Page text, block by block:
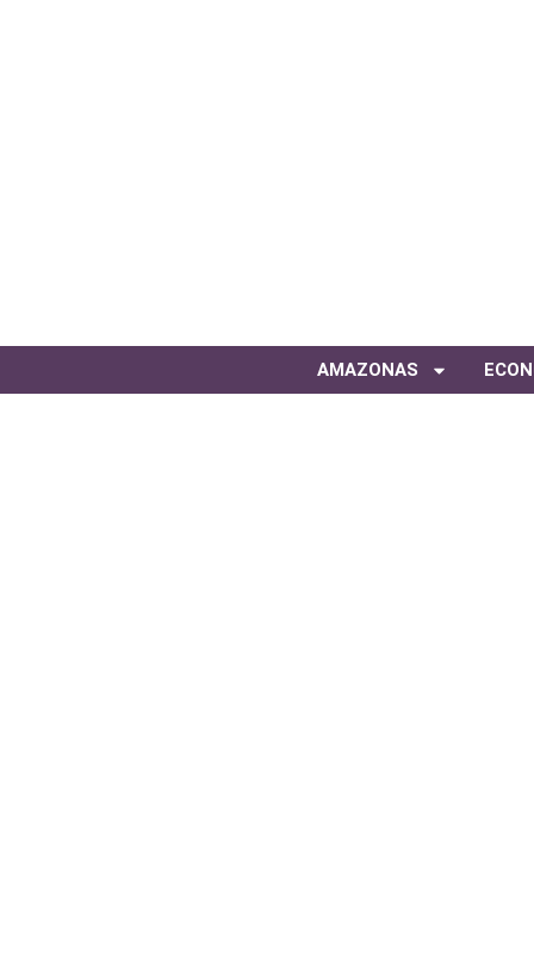
AMAZONAS